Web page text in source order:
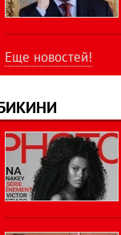
Еще новостей!